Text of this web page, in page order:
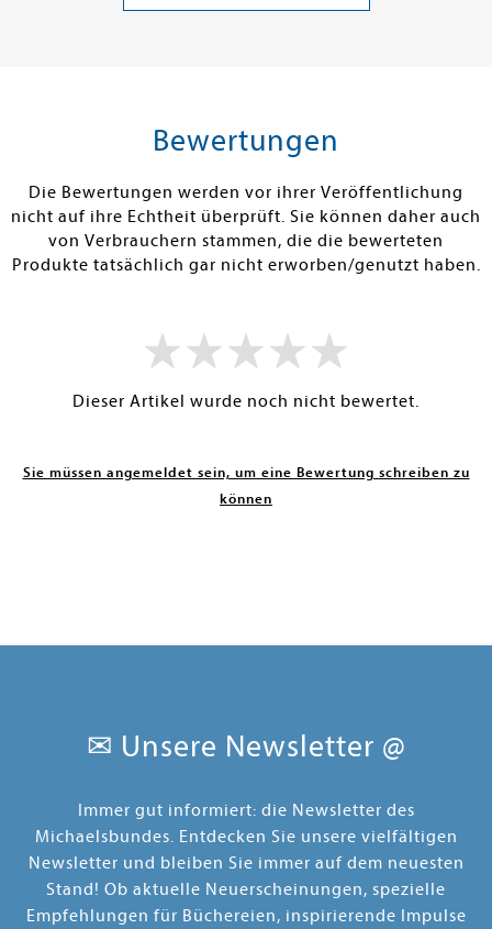
Warenkorb
Bewertungen
Die Bewertungen werden vor ihrer Veröffentlichung
nicht auf ihre Echtheit überprüft. Sie können daher auch
von Verbrauchern stammen, die die bewerteten
Produkte tatsächlich gar nicht erworben/genutzt haben.
Dieser Artikel wurde noch nicht bewertet.
Sie müssen angemeldet sein, um eine Bewertung schreiben zu
können
✉ Unsere Newsletter @
Immer gut informiert: die Newsletter des
Michaelsbundes. Entdecken Sie unsere vielfältigen
Newsletter und bleiben Sie immer auf dem neuesten
Stand! Ob aktuelle Neuerscheinungen, spezielle
Empfehlungen für Büchereien, inspirierende Impulse